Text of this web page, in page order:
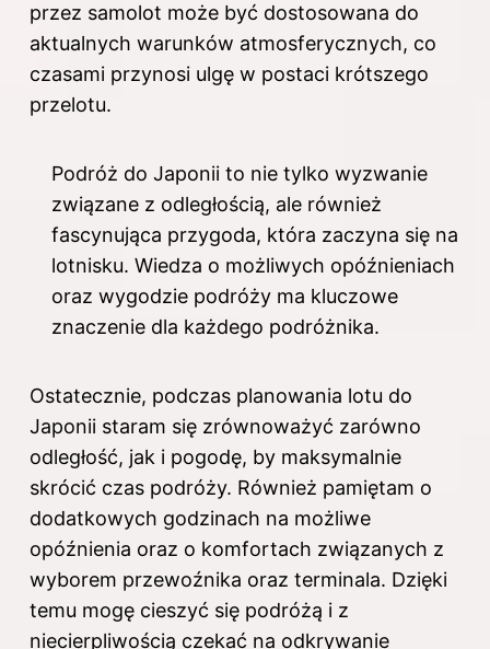
przez samolot może być dostosowana do
aktualnych warunków atmosferycznych, co
czasami przynosi ulgę w postaci krótszego
przelotu.
Podróż do Japonii to nie tylko wyzwanie
związane z odległością, ale również
fascynująca przygoda, która zaczyna się na
lotnisku. Wiedza o możliwych opóźnieniach
oraz wygodzie podróży ma kluczowe
znaczenie dla każdego podróżnika.
Ostatecznie, podczas planowania lotu do
Japonii staram się zrównoważyć zarówno
odległość, jak i pogodę, by maksymalnie
skrócić czas podróży. Również pamiętam o
dodatkowych godzinach na możliwe
opóźnienia oraz o komfortach związanych z
wyborem przewoźnika oraz terminala. Dzięki
temu mogę cieszyć się podróżą i z
niecierpliwością czekać na odkrywanie